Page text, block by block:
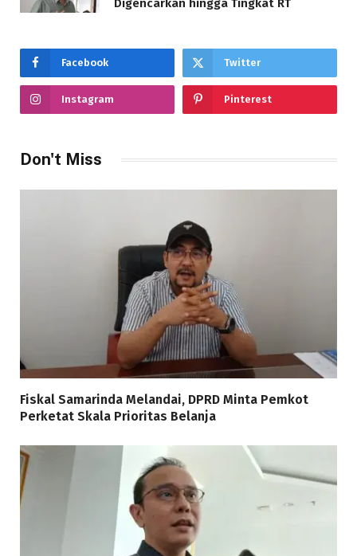
Digencarkan hingga Tingkat RT
Facebook Twitter
Instagram Pinterest
Don't Miss
Fiskal Samarinda Melandai, DPRD Minta Pemkot
Perketat Skala Prioritas Belanja